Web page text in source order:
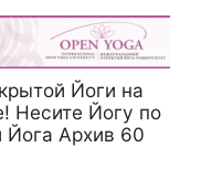
Йоги на
Несите Йогу по
Йога Архив 60